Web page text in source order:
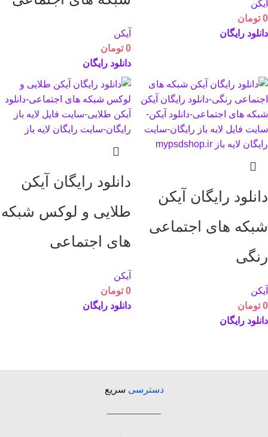
آیکن
0 تومان
دانلود رایگان
آیکن
0 تومان
دانلود رایگان
دانلود رایگان آیکن
شبکه های اجتماعی
رنگی
آیکن
0 تومان
دانلود رایگان
دانلود رایگان آیکن
طلایی و لوکس شبکه
های اجتماعی
آیکن
0 تومان
دانلود رایگان
دسترسی سریع